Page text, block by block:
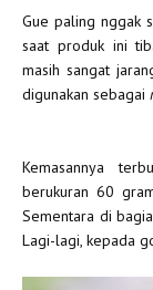
Gue paling nggak
saat produk ini
masih sangat
digunakan sebagai
Kemasannya
berukuran 60
Sementara di
Lagi-lagi, kepada